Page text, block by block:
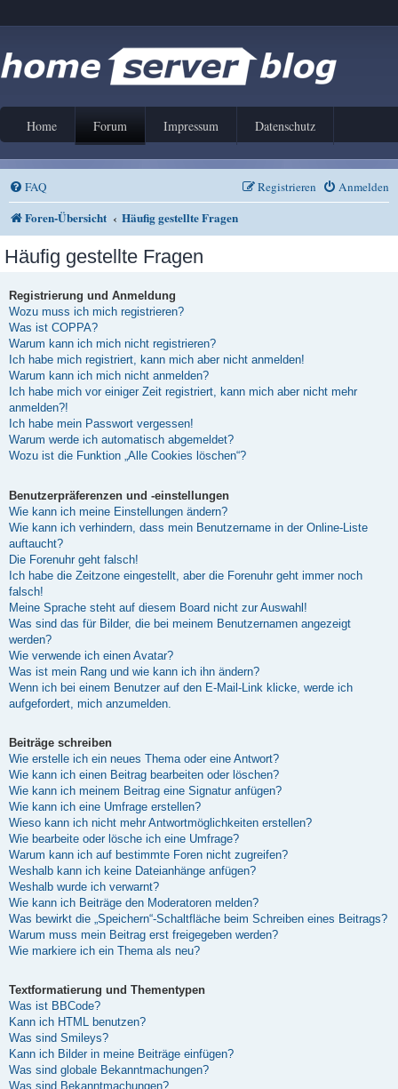
Home Forum Impressum Datenschutz
FAQ Anmelden
Registrieren
Foren-Übersicht Häufig gestellte Fragen
Häufig gestellte Fragen
Registrierung und Anmeldung
Wozu muss ich mich registrieren?
Was ist COPPA?
Warum kann ich mich nicht registrieren?
Ich habe mich registriert, kann mich aber nicht anmelden!
Warum kann ich mich nicht anmelden?
Ich habe mich vor einiger Zeit registriert, kann mich aber nicht mehr
anmelden?!
Ich habe mein Passwort vergessen!
Warum werde ich automatisch abgemeldet?
Wozu ist die Funktion „Alle Cookies löschen“?
Benutzerpräferenzen und -einstellungen
Wie kann ich meine Einstellungen ändern?
Wie kann ich verhindern, dass mein Benutzername in der Online-Liste
auftaucht?
Die Forenuhr geht falsch!
Ich habe die Zeitzone eingestellt, aber die Forenuhr geht immer noch
falsch!
Meine Sprache steht auf diesem Board nicht zur Auswahl!
Was sind das für Bilder, die bei meinem Benutzernamen angezeigt
werden?
Wie verwende ich einen Avatar?
Was ist mein Rang und wie kann ich ihn ändern?
Wenn ich bei einem Benutzer auf den E-Mail-Link klicke, werde ich
aufgefordert, mich anzumelden.
Beiträge schreiben
Wie erstelle ich ein neues Thema oder eine Antwort?
Wie kann ich einen Beitrag bearbeiten oder löschen?
Wie kann ich meinem Beitrag eine Signatur anfügen?
Wie kann ich eine Umfrage erstellen?
Wieso kann ich nicht mehr Antwortmöglichkeiten erstellen?
Wie bearbeite oder lösche ich eine Umfrage?
Warum kann ich auf bestimmte Foren nicht zugreifen?
Weshalb kann ich keine Dateianhänge anfügen?
Weshalb wurde ich verwarnt?
Wie kann ich Beiträge den Moderatoren melden?
Was bewirkt die „Speichern“-Schaltfläche beim Schreiben eines Beitrags?
Warum muss mein Beitrag erst freigegeben werden?
Wie markiere ich ein Thema als neu?
Textformatierung und Thementypen
Was ist BBCode?
Kann ich HTML benutzen?
Was sind Smileys?
Kann ich Bilder in meine Beiträge einfügen?
Was sind globale Bekanntmachungen?
Was sind Bekanntmachungen?